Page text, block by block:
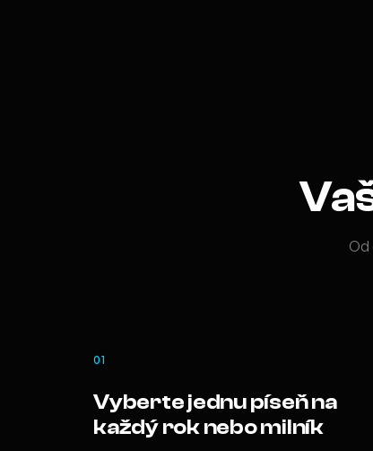
Od
01
Vyberte jednu píseň na
každý rok nebo milník